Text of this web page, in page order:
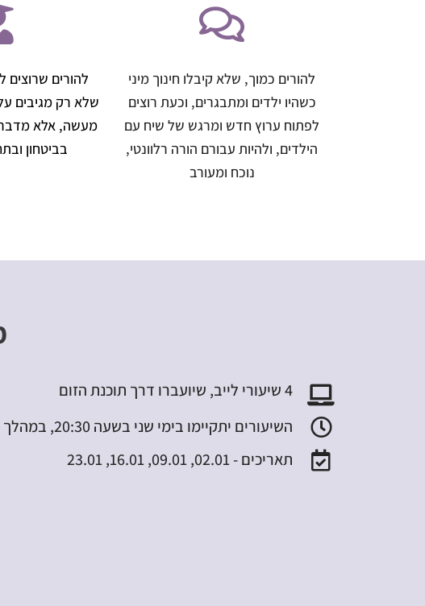
להורים כמוך, שלא קיבלו חינוך מיני
כשהיו ילדים ומתבגרים, וכעת רוצים
לפתוח ערוץ חדש ומרגש של שיח עם
הילדים, ולהיות עבורם הורה רלוונטי,
נוכח ומעורב
להורים שרוצים
שלא רק מגיבים
מעשה, אלא
בביטחון
4 שיעורי לייב, שיועברו דרך תוכנת הזום
השיעורים יתקיימו בימי שני בשעה 20:30, במהלך חודש ינואר
תאריכים - 02.01, 09.01, 16.01, 23.01